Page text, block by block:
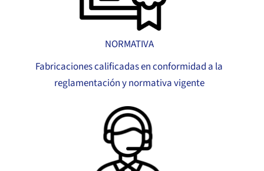
NORMATIVA
Fabricaciones calificadas en conformidad a la
reglamentación y normativa vigente